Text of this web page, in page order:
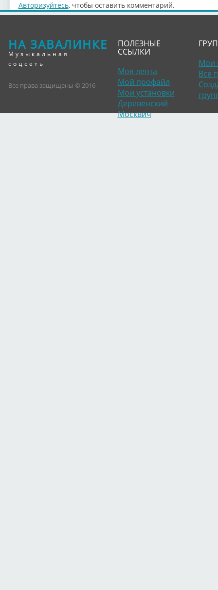
Авторизуйтесь, чтобы оставить комментарий.
НА ЗАВАЛИНКЕ
Музыкальная
соцсеть
Все права защищены © 2016
ПОЛЕЗНЫЕ
ССЫЛКИ
Моя лента
Мой профайл
Мои установки
Деревенский
Москвич
Мои
Все